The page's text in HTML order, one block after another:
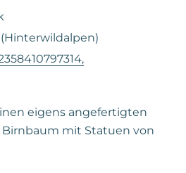
eigens angefertigten
mit Statuen von